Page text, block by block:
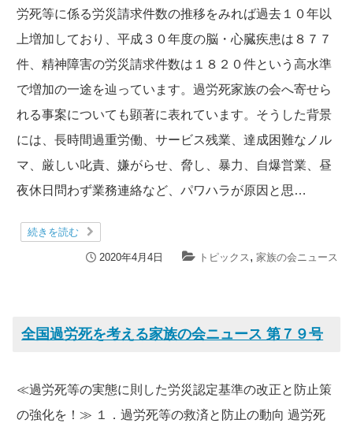
労死等に係る労災請求件数の推移をみれば過去１０年以
上増加しており、平成３０年度の脳・心臓疾患は８７７
件、精神障害の労災請求件数は１８２０件という高水準
で増加の一途を辿っています。過労死家族の会へ寄せら
れる事案についても顕著に表れています。そうした背景
には、長時間過重労働、サービス残業、達成困難なノル
マ、厳しい叱責、嫌がらせ、脅し、暴力、自爆営業、昼
夜休日問わず業務連絡など、パワハラが原因と思…
続きを読む
2020年4月4日 トピックス , 家族の会ニュース
全国過労死を考える家族の会ニュース 第７９号
≪過労死等の実態に則した労災認定基準の改正と防止策
の強化を！≫ １．過労死等の救済と防止の動向 過労死